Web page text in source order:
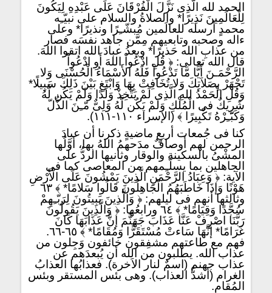
الحمد لله الَّذِى نَزَّلَ الْفُرْقَانَ عَلَى عَبْدِهِ لِيَكُونَ
لِلْعَالَمِينَ نَذِيرًا* والصلاةُ والسلام على نبيّـِه
محمدٍ أرسله للعالَمين مُبشّـِرًا ونذيرًا* وعلى
ءاله وصحبه وتابعيهم مِمَّن جاهد نفسَه فصار
من عذابِ الله حَذيرًا* وبعدُ عبادَ الله اتقوا اللهَ.
قال الله تعالى: ﴿ قُلِ ادْعُواْ اللهَ أَوِ ادْعُواْ
الرَّحْمَـنَ أَيًّا مَّا تَدْعُواْ فَلَهُ الأَسْمَاءُ الْحُسْنَى وَلا
تَجْهَرْ بِصَلاَتِكَ وَلا تُخَافِتْ بِهَا وَابْتَغِ بَيْنَ ذَلِكَ سَبِيلًا*
وَقُلِ الْحَمْدُ للهِ الَّذِى لَمْ يَتَّخِذْ وَلَدًا وَلَمْ يَكُن لَّهُ
شَرِيكٌ فى الْمُلْكِ وَلَمْ يَكُن لَّهُ وَلِىٌّ مّـِنَ الذُّلّ
وَكَبّـِرْهُ تَكْبِيرًا ﴾ (الإسراء ١١٠-١١١).
كنا فى جُمعات أربعٍ ماضيةٍ ذكرنا أن عبادَ
الرحمن لهم أوصافٌ مدَحهمُ اللهُ بها، أوَّلُها
المشْىُ بالسكينة والوقار وثانيها الردُّ على
الجاهلين بما يسلّـِمهم من المعاصى كما فى
الآية: ﴿ وَعِبَادُ الرَّحْمَنِ الَّذِينَ يَمْشُونَ عَلَى الْأَرْضِ
هَوْنًا وَإذَا خَاطَبَهُمُ الْجَاهِلُونَ قَالُوا سَلامًا* ﴾ ٦٣
وثالثها أنهم فى ليلهم: ﴿ وَالَّذِينَ يَبِيتُونَ لِرَبّـِهِمْ
سُجَّدًا وَقِيَامًا* ﴾ ٦٤ ورابعُها: ﴿ وَالَّذِينَ يَقُولُونَ
رَبَّنَا اصْرِفْ عَنَّا عَذَابَ جَهَنَّمَ إنَّ عَذَابَهَا كَانَ
غَرَامًا* إنَّهَا سَاءتْ مُسْتَقَرًّا وَمُقَامًا* ﴾ ٦٥-٦٦.
فهم مع طاعتهم مشفِقون خائفون وَجِلون من
عذاب الله. يطلبون من الله أن يُبعدَهم عن
عذاب جهنم (اسمٌ لنار الاَخرة). فعذابُها العذابُ
الغرام (أشدُّ العذاب). وهى بئس المستقر وبئس
المُقام.